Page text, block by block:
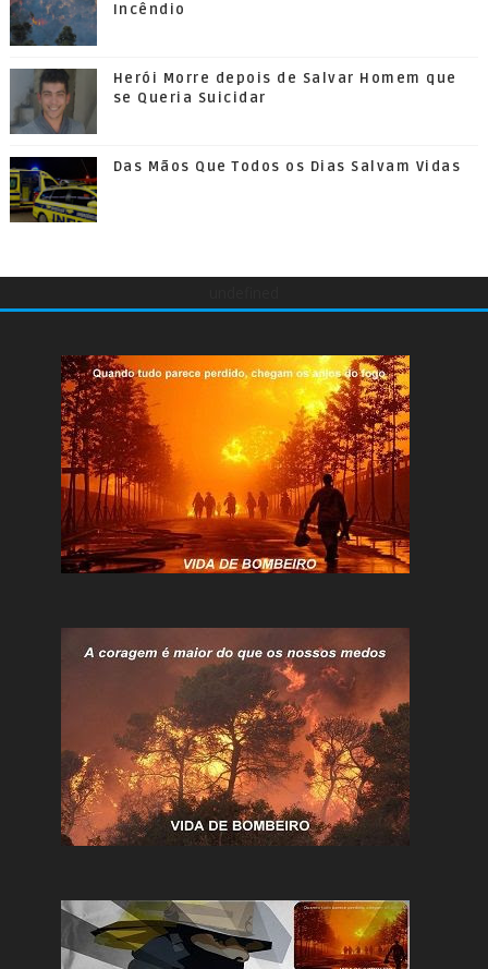
Incêndio
Herói Morre depois de Salvar Homem que
se Queria Suicidar
Das Mãos Que Todos os Dias Salvam Vidas